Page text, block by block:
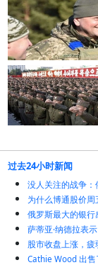
过去24小时新闻
没人关注的战争
为什么博通股价周
俄罗斯最大的银
萨蒂亚·纳德拉表
股市收盘上涨，
Cathie Wood 出